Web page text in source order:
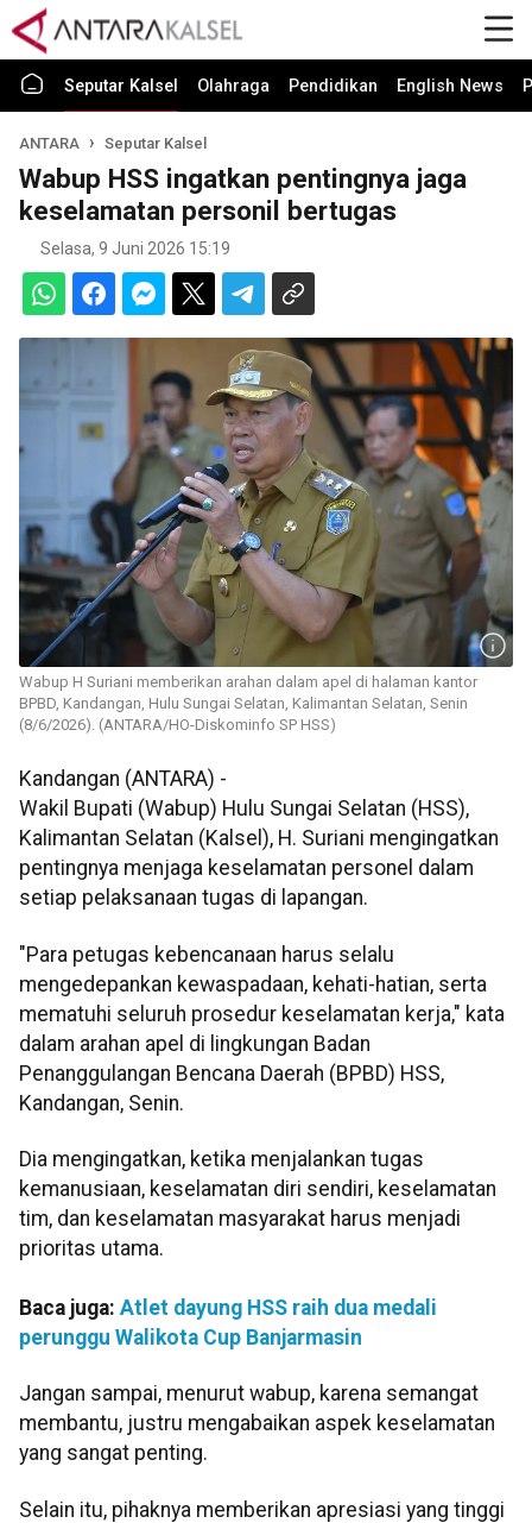
Seputar Kalsel Olahraga Pendidikan English News
ANTARA Seputar Kalsel
Wabup HSS ingatkan pentingnya jaga
keselamatan personil bertugas
Selasa, 9 Juni 2026 15:19
Wabup H Suriani memberikan arahan dalam apel di halaman kantor
BPBD, Kandangan, Hulu Sungai Selatan, Kalimantan Selatan, Senin
(8/6/2026). (ANTARA/HO-Diskominfo SP HSS)
Kandangan (ANTARA) -
Wakil Bupati (Wabup) Hulu Sungai Selatan (HSS),
Kalimantan Selatan (Kalsel), H. Suriani mengingatkan
pentingnya menjaga keselamatan personel dalam
setiap pelaksanaan tugas di lapangan.
"Para petugas kebencanaan harus selalu
mengedepankan kewaspadaan, kehati-hatian, serta
mematuhi seluruh prosedur keselamatan kerja," kata
dalam arahan apel di lingkungan Badan
Penanggulangan Bencana Daerah (BPBD) HSS,
Kandangan, Senin.
Dia mengingatkan, ketika menjalankan tugas
kemanusiaan, keselamatan diri sendiri, keselamatan
tim, dan keselamatan masyarakat harus menjadi
prioritas utama.
Baca juga: Atlet dayung HSS raih dua medali
perunggu Walikota Cup Banjarmasin
Jangan sampai, menurut wabup, karena semangat
membantu, justru mengabaikan aspek keselamatan
yang sangat penting.
Selain itu, pihaknya memberikan apresiasi yang tinggi